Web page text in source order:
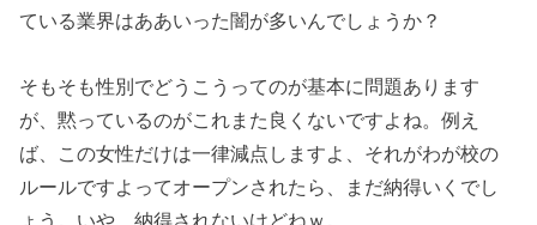
ている業界はああいった闇が多いんでしょうか？
そもそも性別でどうこうってのが基本に問題あります
が、黙っているのがこれまた良くないですよね。例え
ば、この女性だけは一律減点しますよ、それがわが校の
ルールですよってオープンされたら、まだ納得いくでし
ょう。いや、納得されないけどねｗ。